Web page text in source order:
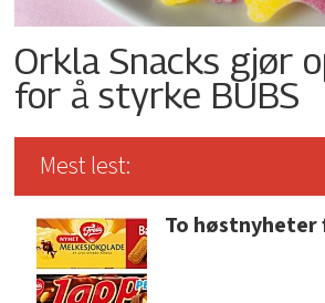
Orkla Snacks gjør
for å styrke BUBS
Mest lest:
To høstnyheter